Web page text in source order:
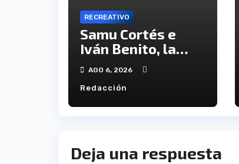
RECREATIVO
Samu Cortés e
Iván Benito, la
ilusión de los
jóvenes al
servicio del
Decano
AGO 6, 2026
Redacción
Deja una respuesta